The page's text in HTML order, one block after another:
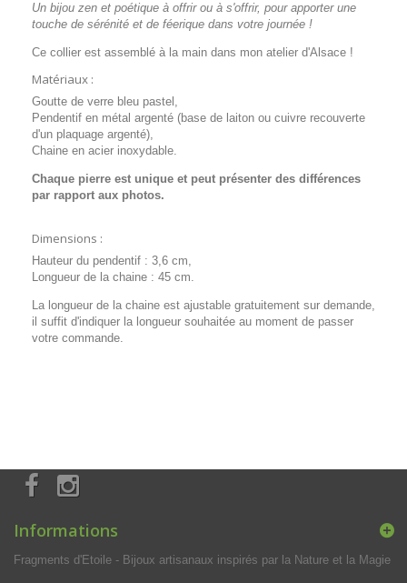
Un bijou zen et poétique à offrir ou à s'offrir, pour apporter une
touche de sérénité et de féerique dans votre journée !
Ce collier est assemblé à la main dans mon atelier d'Alsace !
Matériaux :
Goutte de verre bleu pastel,
Pendentif en métal argenté (base de laiton ou cuivre recouverte
d'un plaquage argenté),
Chaine en acier inoxydable.
Chaque pierre est unique et peut présenter des différences
par rapport aux photos.
Dimensions :
Hauteur du pendentif : 3,6 cm,
Longueur de la chaine : 45 cm.
La longueur de la chaine est ajustable gratuitement sur demande,
il suffit d'indiquer la longueur souhaitée au moment de passer
votre commande.
Informations
Fragments d'Etoile - Bijoux artisanaux inspirés par la Nature et la Magie